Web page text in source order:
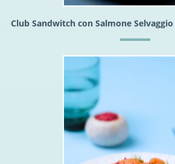
Club Sandwitch con Salmone